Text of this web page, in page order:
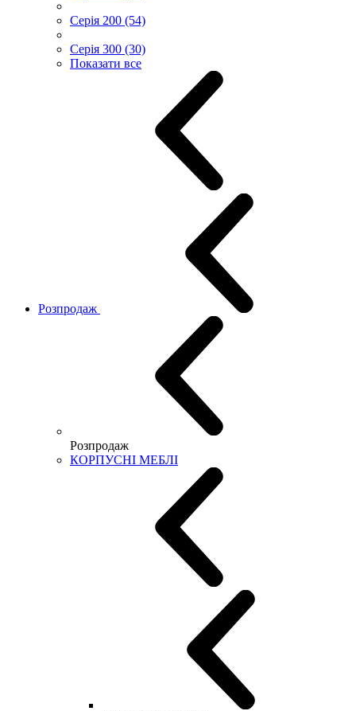
Серія 200 (54)
Серія 300 (30)
Показати все
Розпродаж
Розпродаж
КОРПУСНІ МЕБЛІ